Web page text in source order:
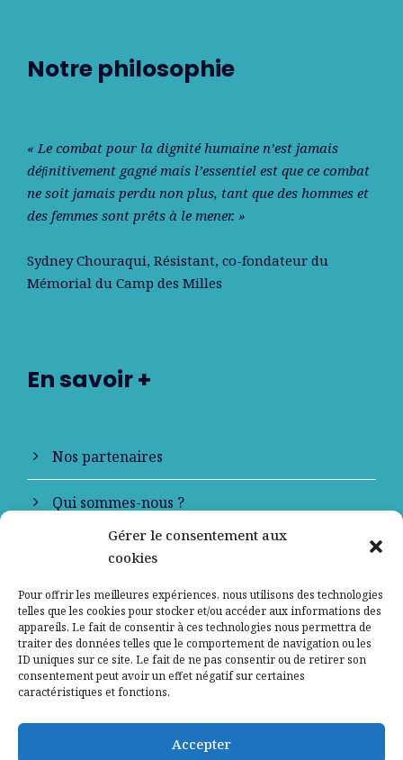
Gérer le consentement aux
cookies
Pour offrir les meilleures expériences, nous utilisons des technologies
telles que les cookies pour stocker et/ou accéder aux informations des
appareils. Le fait de consentir à ces technologies nous permettra de
traiter des données telles que le comportement de navigation ou les
ID uniques sur ce site. Le fait de ne pas consentir ou de retirer son
consentement peut avoir un effet négatif sur certaines
caractéristiques et fonctions.
Accepter
Notre philosophie
« Le combat pour la dignité humaine n’est jamais
déﬁnitivement gagné mais l’essentiel est que ce combat
ne soit jamais perdu non plus, tant que des hommes et
des femmes sont prêts à le mener. »
Sydney Chouraqui, Résistant, co-fondateur du
Mémorial du Camp des Milles
En savoir +
Nos partenaires
Qui sommes-nous ?
Contactez-nous
Mentions légales
Politique de confidentialité